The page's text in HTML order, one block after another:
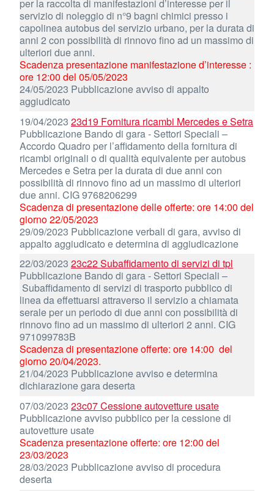
per la raccolta di manifestazioni d’interesse per il
servizio di noleggio di n°9 bagni chimici presso i
capolinea autobus del servizio urbano, per la durata di
anni 2 con possibilità di rinnovo fino ad un massimo di
ulteriori due anni.
Scadenza presentazione manifestazione d’interesse :
ore 12:00 del 05/05/2023
24/05/2023 Pubblicazione avviso di appalto
aggiudicato
19/04/2023 23d19 Fornitura ricambi Mercedes e Setra
Pubblicazione Bando di gara - Settori Speciali –
Accordo Quadro per l’affidamento della fornitura di
ricambi originali o di qualità equivalente per autobus
Mercedes e Setra per la durata di due anni con
possibilità di rinnovo fino ad un massimo di ulteriori
due anni. CIG 9768206299
Scadenza di presentazione delle offerte: ore 14:00 del
giorno 22/05/2023
29/09/2023 Pubblicazione verbali di gara, avviso di
appalto aggiudicato e determina di aggiudicazione
22/03/2023 23c22 Subaffidamento di servizi di tpl
Pubblicazione Bando di gara - Settori Speciali –
Subaffidamento di servizi di trasporto pubblico di
linea da effettuarsi attraverso il servizio a chiamata
serale per un periodo di due anni con possibilità di
rinnovo fino ad un massimo di ulteriori 2 anni. CIG
971099783B
Scadenza di presentazione offerte: ore 14:00 del
giorno 20/04/2023.
21/04/2023 Pubblicazione avviso e determina
dichiarazione gara deserta
07/03/2023 23c07 Cessione autovetture usate
Pubblicazione avviso pubblico per la cessione di
autovetture usate
Scadenza presentazione offerte: ore 12:00 del
23/03/2023
28/03/2023 Pubblicazione avviso di procedura
deserta